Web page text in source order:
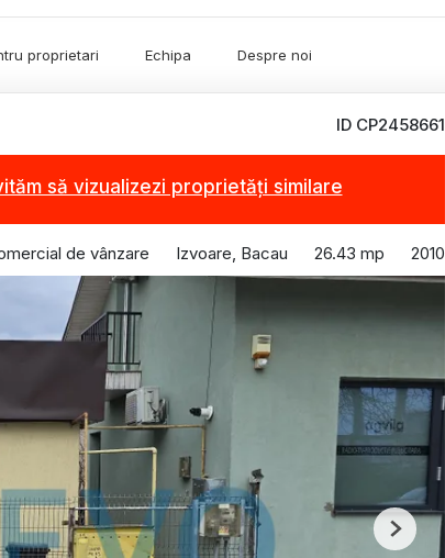
proprietari Echipa Despre noi
ID CP2458661
să vizualizezi proprietăți similare
de vânzare Izvoare, Bacau 26.43 mp 2010
Next